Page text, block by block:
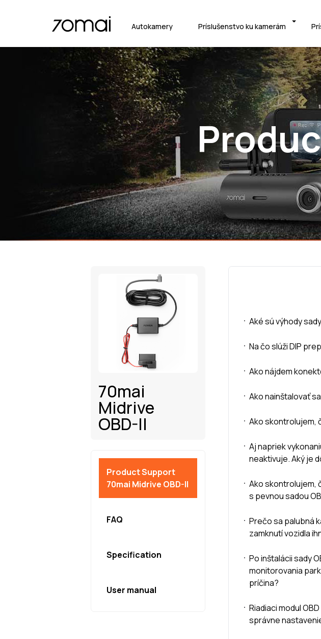
Autokamery Príslušenstvo ku kamerám
70mai
Midrive
OBD-II
Product Support
70mai Midrive OBD-II
FAQ
Specification
User manual
Aké sú výhody
Na čo slúži DIP
Ako nájdem
Ako nainštalovať
Ako skontrolujem,
Aj napriek
neaktivuje. Aký je
Ako skontrolujem,
s pevnou sadou
Prečo sa palubná
zamknutí vozidla
Po inštalácii sady
monitorovania
príčina?
Riadiaci modul
správne